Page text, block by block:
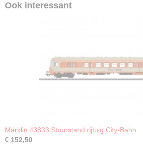
Ook interessant
Märklin 43833 Stuurstand rijtuig City-Bahn
€ 152,50